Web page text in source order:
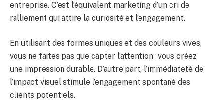
entreprise. C’est l’équivalent marketing d’un cri de
ralliement qui attire la curiosité et l’engagement.
En utilisant des formes uniques et des couleurs vives,
vous ne faites pas que capter l’attention ; vous créez
une impression durable. D’autre part, l’immédiateté de
l’impact visuel stimule l’engagement spontané des
clients potentiels.